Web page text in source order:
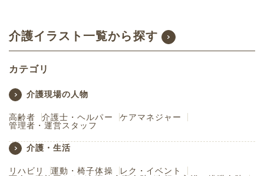
介護イラスト一覧から探す
カテゴリ
介護現場の人物
高齢者 介護士・ヘルパー
ケアマネジャー
管理者・運営スタッフ
介護・生活
リハビリ 運動・椅子体操
レク・イベント